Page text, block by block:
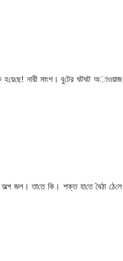
হ‌য়ে‌ছে! নারী মাংশ। বু‌টের ঘটঘট অাওয়াজ
অল্প জল। তা‌তে কি। শক্ত হা‌তে বৈঠা ঠে‌লে